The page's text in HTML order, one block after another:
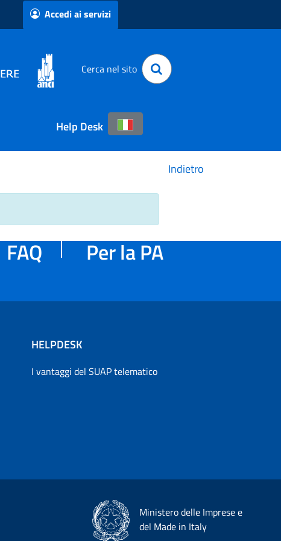
Accedi ai servizi
Cerca nel sito
Help Desk
Indietro
FAQ Per la PA
HELPDESK
I vantaggi del SUAP telematico
Ministero delle Imprese e
del Made in Italy